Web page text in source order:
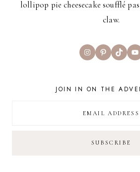
lollipop pie cheesecake soufflé
claw.
InstagramPinterest
TikTok
JOIN IN ON THE